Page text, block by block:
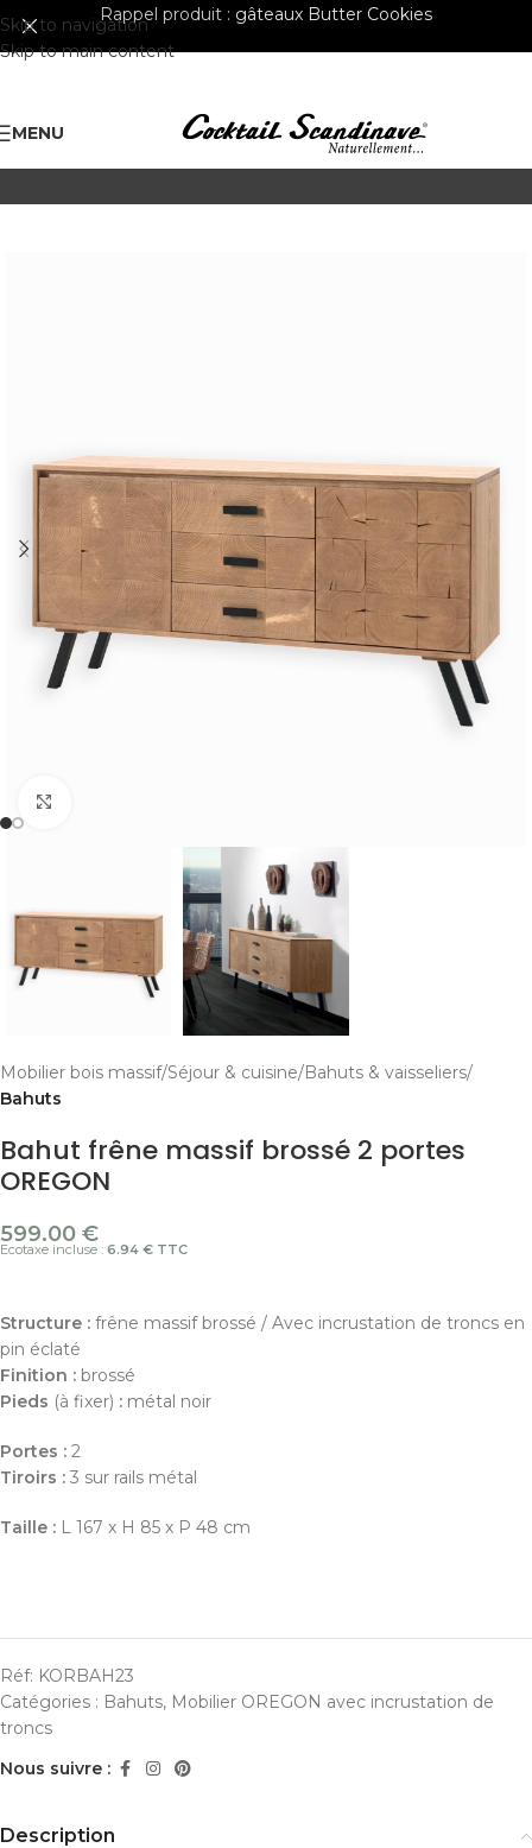
Skip to navigation
Skip to main content
Rappel produit : gâteaux Butter Cookies
MENU
Mobilier bois massif Séjour & cuisine Bahuts & vaisseliers
Bahuts
Bahut frêne massif brossé 2 portes
OREGON
599.00 €
Ecotaxe incluse : 6.94 € TTC
Structure : frêne massif brossé / Avec incrustation de troncs en
pin éclaté
Finition : brossé
Pieds (à fixer) : métal noir
Portes : 2
Tiroirs : 3 sur rails métal
Taille : L 167 x H 85 x P 48 cm
Réf: KORBAH23
Catégories : Bahuts, Mobilier OREGON avec incrustation de
troncs
Nous suivre :
Description